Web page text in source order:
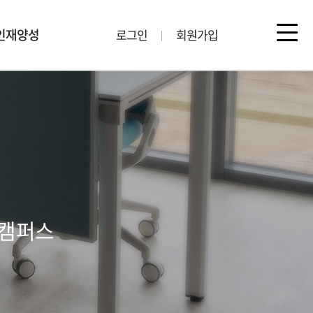
재양성 로그인 회원가입
퍼스